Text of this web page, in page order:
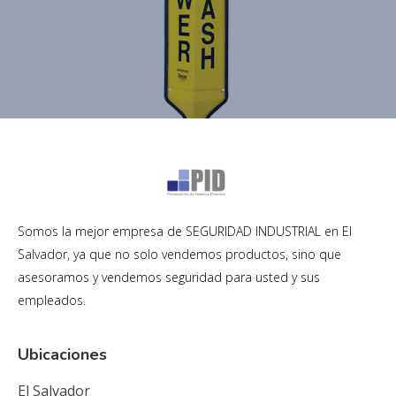
Somos la mejor empresa de SEGURIDAD INDUSTRIAL en El
Salvador, ya que no solo vendemos productos, sino que
asesoramos y vendemos seguridad para usted y sus
empleados.
Ubicaciones
El Salvador